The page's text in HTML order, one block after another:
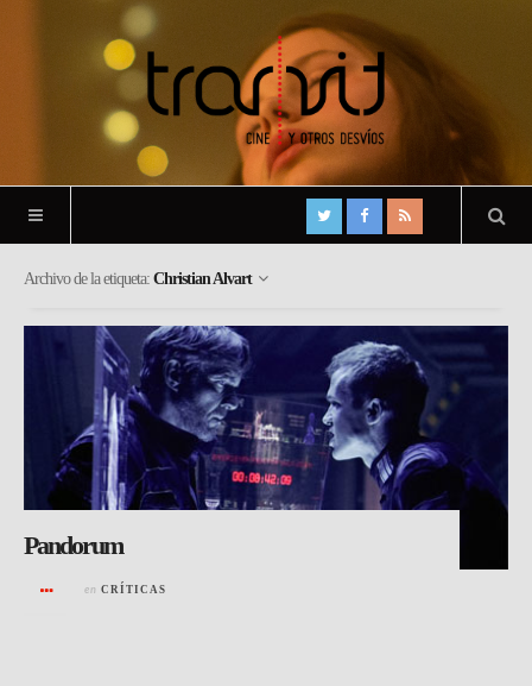
Archivo de la etiqueta: Christian Alvart
Pandorum
en CRÍTICAS